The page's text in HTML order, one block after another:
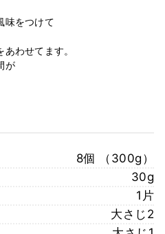
味をつけて
わせてます。
が
8個 （300g）
30g
1片
大さじ2